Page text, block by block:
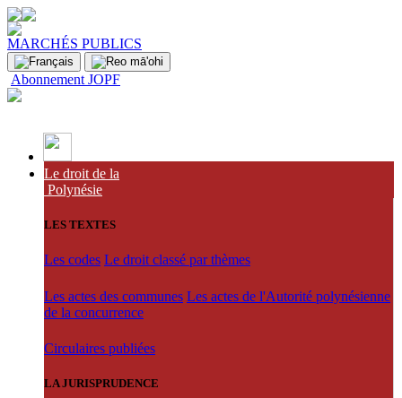
MARCHÉS PUBLICS
Abonnement JOPF
Le droit de la
Polynésie
LES TEXTES
Les codes Le droit classé par thèmes
Les actes des communes Les actes de l'Autorité polynésienne
de la concurrence
Circulaires publiées
LA JURISPRUDENCE